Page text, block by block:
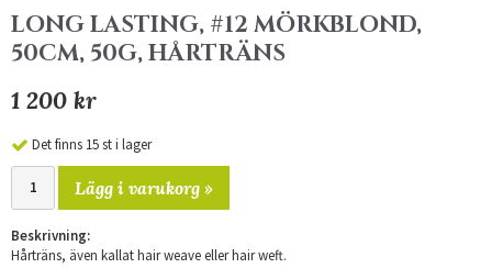
LONG LASTING, #12 MÖRKBLOND,
50CM, 50G, HÅRTRÄNS
1 200 kr
Det finns 15 st i lager
Lägg i varukorg »
Beskrivning:
Hårträns, även kallat hair weave eller hair weft.